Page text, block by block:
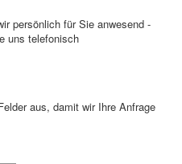
persönlich für Sie anwesend -
uns telefonisch
aus, damit wir Ihre Anfrage